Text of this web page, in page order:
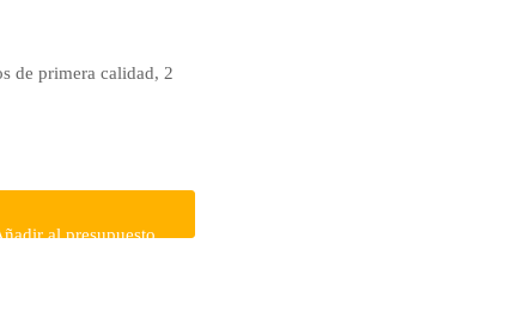
de primera calidad, 2
al presupuesto